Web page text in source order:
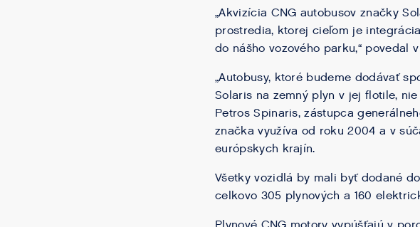
„Akvizícia CNG autobusov značky
prostredia, ktorej cieľom je
do nášho vozového parku,“ povedal
„Autobusy, ktoré budeme dodávať
Solaris na zemný plyn v jej flotile,
Petros Spinaris, zástupca
značka využíva od roku 2004 a v
európskych krajín.
Všetky vozidlá by mali byť dodané
celkovo 305 plynových a 160